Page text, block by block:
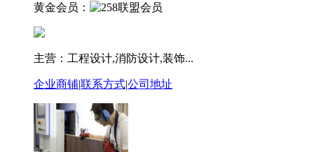
黄金会员：
主营：工程设计,消防设计,装饰...
企业商铺|联系方式|公司地址